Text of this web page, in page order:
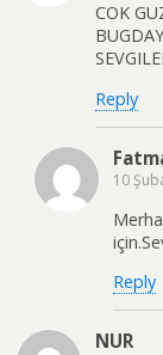
COK
Reply
10
Reply
NUR